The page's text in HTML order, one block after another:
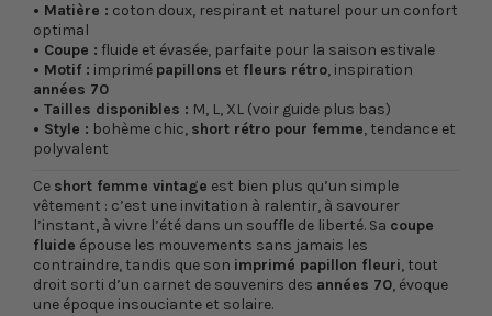
• Matière : coton doux, respirant et naturel pour un confort
optimal
• Coupe : fluide et évasée, parfaite pour la saison estivale
• Motif : imprimé papillons et fleurs rétro, inspiration
années 70
• Tailles disponibles : M, L, XL (voir guide plus bas)
• Style : bohème chic, short rétro pour femme, tendance et
polyvalent
Ce short femme vintage est bien plus qu’un simple
vêtement : c’est une invitation à ralentir, à savourer
l’instant, à vivre l’été dans un souffle de liberté. Sa coupe
fluide épouse les mouvements sans jamais les
contraindre, tandis que son imprimé papillon fleuri, tout
droit sorti d’un carnet de souvenirs des années 70, évoque
une époque insouciante et solaire.